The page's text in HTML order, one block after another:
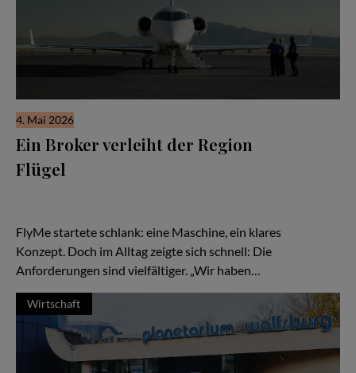
4. Mai 2026
Ein Broker verleiht der Region
Flügel
FlyMe startete schlank: eine Maschine, ein klares
Konzept. Doch im Alltag zeigte sich schnell: Die
Anforderungen sind vielfältiger. „Wir haben…
Wirtschaft